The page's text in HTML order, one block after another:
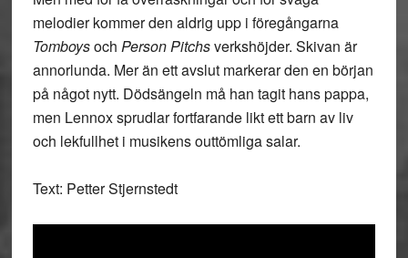
melodier kommer den aldrig upp i föregångarna
Tomboysoch Person Pitchsverkshöjder. Skivan är
annorlunda. Mer än ett avslut markerar den en början
på något nytt. Dödsängeln må han tagit hans pappa,
men Lennox sprudlar fortfarande likt ett barn av liv
och lekfullhet i musikens outtömliga salar.
Text: Petter Stjernstedt